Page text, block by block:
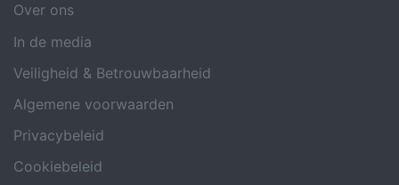
Over ons
In de media
Veiligheid & Betrouwbaarheid
Algemene voorwaarden
Privacybeleid
Cookiebeleid